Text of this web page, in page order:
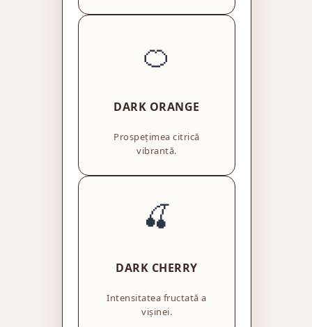
🍊
DARK ORANGE
Prospețimea citrică
vibrantă.
🍒
DARK CHERRY
Intensitatea fructată a
vișinei.